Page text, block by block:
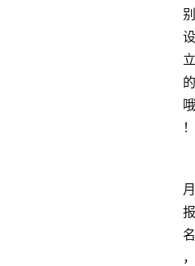
别
设
立
的
哦
！
月
报
名
，